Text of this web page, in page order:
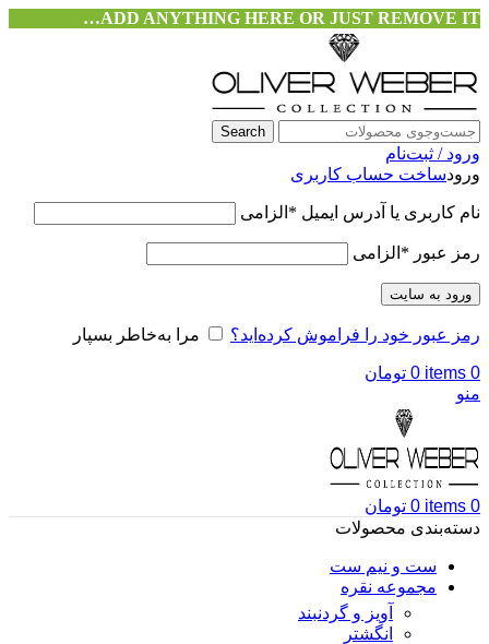
ADD ANYTHING HERE OR JUST REMOVE IT…
Search
ورود / ثبت‌نام
ورودساخت حساب کاربری
نام کاربری یا آدرس ایمیل * الزامی
رمز عبور * الزامی
ورود به سایت
رمز عبور خود را فراموش کرده‌اید؟ مرا به‌خاطر بسپار
0
items
0 تومان
منو
0
items
0 تومان
دسته‌بندی محصولات
ست و نیم ست
مجموعه نقره
آویز و گردنبند
انگشتر